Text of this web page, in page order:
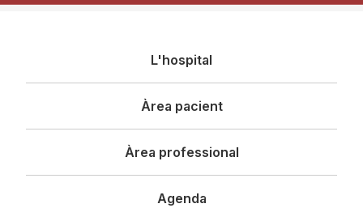
principal
L'hospital
Àrea pacient
Àrea professional
Agenda